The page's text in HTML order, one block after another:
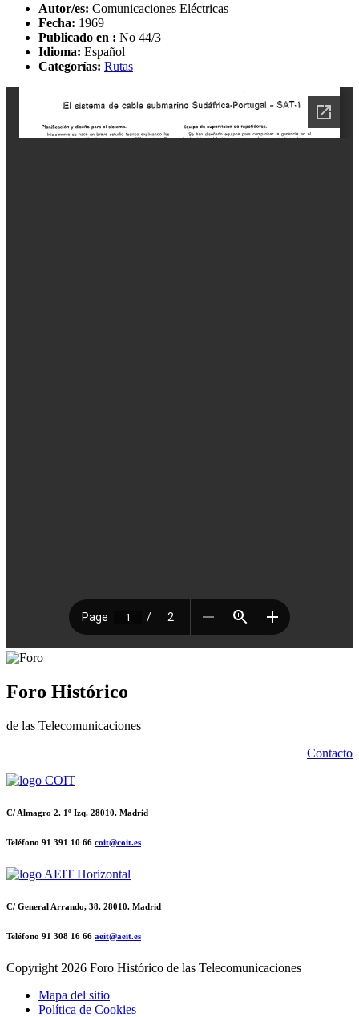
Autor/es: Comunicaciones Eléctricas
Fecha: 1969
Publicado en : No 44/3
Idioma: Español
Categorías: Rutas
Foro Histórico
de las Telecomunicaciones
Contacto
C/ Almagro 2. 1º Izq. 28010. Madrid
Teléfono 91 391 10 66 coit@coit.es
C/ General Arrando, 38. 28010. Madrid
Teléfono 91 308 16 66 aeit@aeit.es
Copyright 2026 Foro Histórico de las Telecomunicaciones
Mapa del sitio
Política de Cookies